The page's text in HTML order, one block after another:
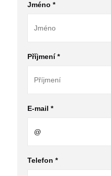
Jméno *
Příjmení *
E-mail *
Telefon *